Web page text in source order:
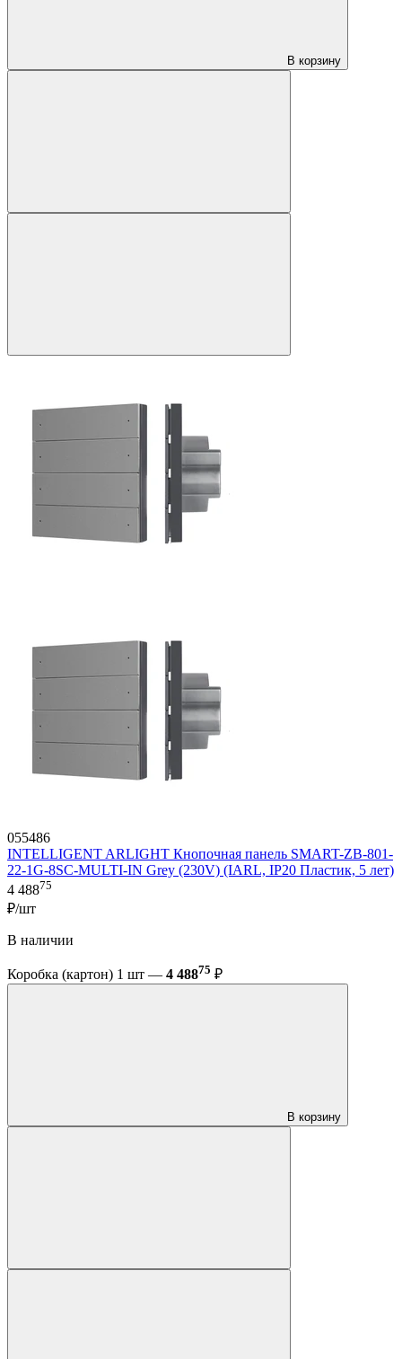
В корзину
055486
INTELLIGENT ARLIGHT Кнопочная панель SMART-ZB-801-
22-1G-8SC-MULTI-IN Grey (230V) (IARL, IP20 Пластик, 5 лет)
4 48875
₽/шт
В наличии
Коробка (картон) 1 шт — 4 48875 ₽
В корзину